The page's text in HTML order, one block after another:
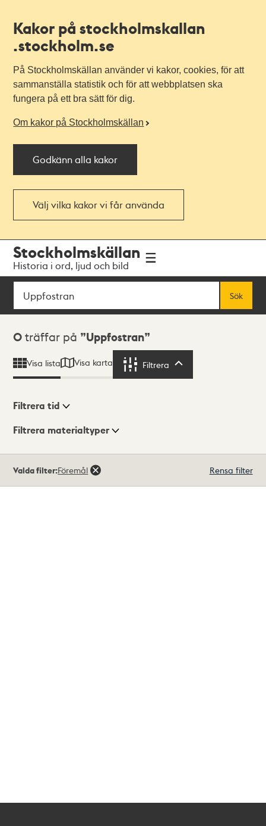
Kakor på stockholmskallan
.stockholm.se
På Stockholmskällan använder vi kakor, cookies, för att
sammanställa statistik och för att webbplatsen ska
fungera på ett bra sätt för dig.
Om kakor på Stockholmskällan
Godkänn alla kakor
Välj vilka kakor vi får använda
navigationen
huvudinnehållet
Stockholmskällan
Historia i ord, ljud och bild
Sök
Sök
Sökresultat
0 träffar på Uppfostran
Visa lista Visa karta Filtrera
Visningsläge
Filtrera tid
Filtrera materialtyper
träffar
Valda filter:Föremål Rensa filter